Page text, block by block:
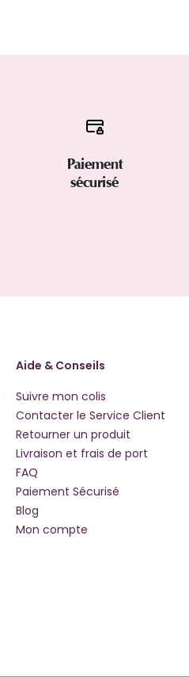
Paiement
sécurisé
Aide & Conseils
Suivre mon colis
Contacter le Service Client
Retourner un produit
Livraison et frais de port
FAQ
Paiement Sécurisé
Blog
Mon compte